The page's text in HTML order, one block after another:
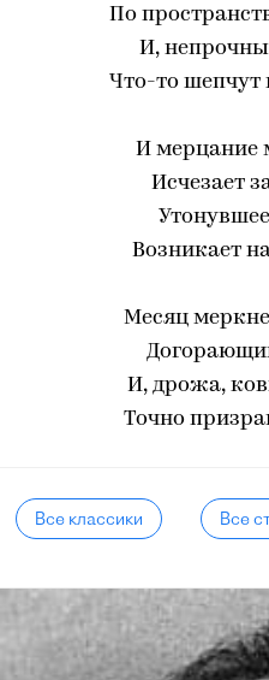
По
И,
Что-то шепчут
И мерцание
Исчезает
Возникает
Месяц
И, дрожа,
Точно
Все классики Все